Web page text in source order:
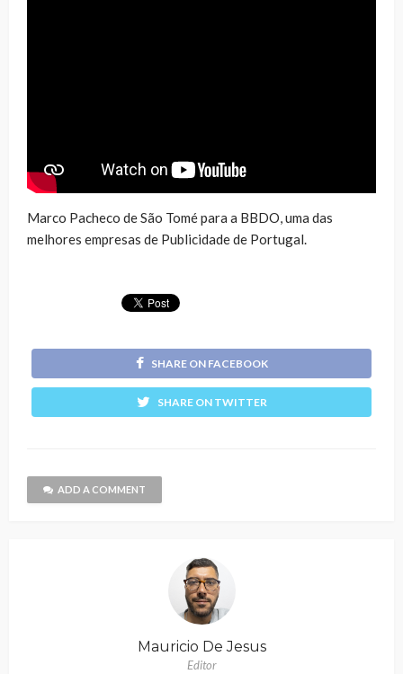
Marco Pacheco de São Tomé para a BBDO, uma das
melhores empresas de Publicidade de Portugal.
SHARE ON FACEBOOK
SHARE ON TWITTER
ADD A COMMENT
Mauricio De Jesus
Editor